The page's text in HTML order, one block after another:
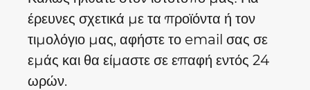
έρευνες σχετικά με τα προϊόντα ή τον
τιμολόγιο μας, αφήστε το email σας σε
εμάς και θα είμαστε σε επαφή εντός 24
ωρών.